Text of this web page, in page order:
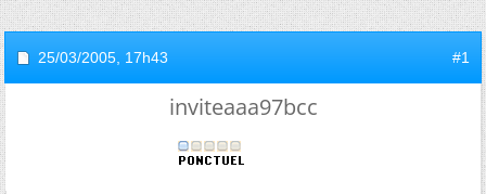
25/03/2005, 17h43 #1
inviteaaa97bcc